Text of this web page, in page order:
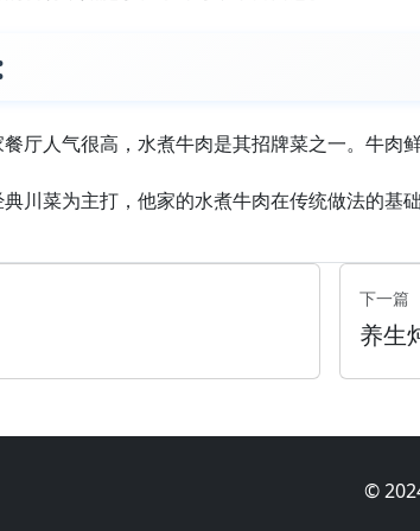
厅人气很高，水煮牛肉是其招牌菜之一。牛肉
川菜为主打，他家的水煮牛肉在传统做法的基
下一篇
养生
©